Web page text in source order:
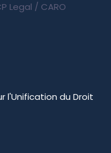
Legal / CARO
l'Unification du Droit